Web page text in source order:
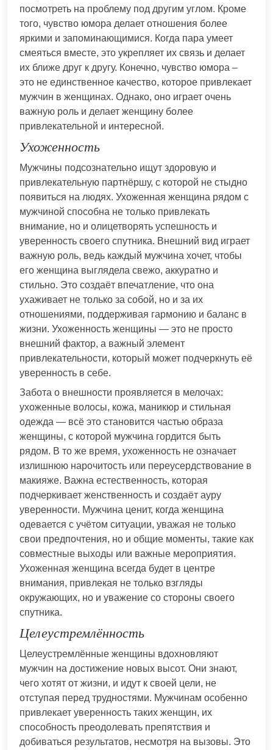
посмотреть на проблему под другим углом. Кроме
того, чувство юмора делает отношения более
яркими и запоминающимися. Когда пара умеет
смеяться вместе, это укрепляет их связь и делает
их ближе друг к другу. Конечно, чувство юмора –
это не единственное качество, которое привлекает
мужчин в женщинах. Однако, оно играет очень
важную роль и делает женщину более
привлекательной и интересной.
Ухоженность
Мужчины подсознательно ищут здоровую и
привлекательную партнёршу, с которой не стыдно
появиться на людях. Ухоженная женщина рядом с
мужчиной способна не только привлекать
внимание, но и олицетворять успешность и
уверенность своего спутника. Внешний вид играет
важную роль, ведь каждый мужчина хочет, чтобы
его женщина выглядела свежо, аккуратно и
стильно. Это создаёт впечатление, что она
ухаживает не только за собой, но и за их
отношениями, поддерживая гармонию и баланс в
жизни. Ухоженность женщины — это не просто
внешний фактор, а важный элемент
привлекательности, который может подчеркнуть её
уверенность в себе.
Забота о внешности проявляется в мелочах:
ухоженные волосы, кожа, маникюр и стильная
одежда — всё это становится частью образа
женщины, с которой мужчина гордится быть
рядом. В то же время, ухоженность не означает
излишнюю нарочитость или переусердствование в
макияже. Важна естественность, которая
подчеркивает женственность и создаёт ауру
уверенности. Мужчина ценит, когда женщина
одевается с учётом ситуации, уважая не только
свои предпочтения, но и общие моменты, такие как
совместные выходы или важные мероприятия.
Ухоженная женщина всегда будет в центре
внимания, привлекая не только взгляды
окружающих, но и уважение со стороны своего
спутника.
Целеустремлённость
Целеустремлённые женщины вдохновляют
мужчин на достижение новых высот. Они знают,
чего хотят от жизни, и идут к своей цели, не
отступая перед трудностями. Мужчинам особенно
привлекает уверенность таких женщин, их
способность преодолевать препятствия и
добиваться результатов, несмотря на вызовы. Это